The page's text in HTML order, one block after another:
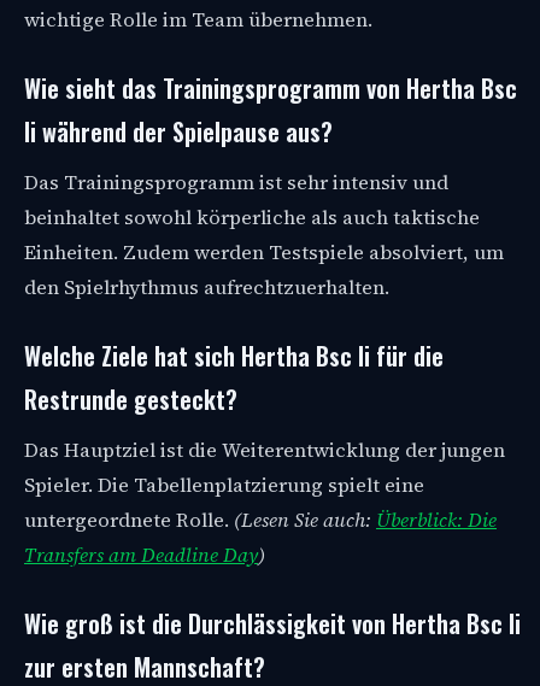
wichtige Rolle im Team übernehmen.
Wie sieht das Trainingsprogramm von Hertha Bsc
Ii während der Spielpause aus?
Das Trainingsprogramm ist sehr intensiv und
beinhaltet sowohl körperliche als auch taktische
Einheiten. Zudem werden Testspiele absolviert, um
den Spielrhythmus aufrechtzuerhalten.
Welche Ziele hat sich Hertha Bsc Ii für die
Restrunde gesteckt?
Das Hauptziel ist die Weiterentwicklung der jungen
Spieler. Die Tabellenplatzierung spielt eine
untergeordnete Rolle. (Lesen Sie auch: Überblick: Die
Transfers am Deadline Day)
Wie groß ist die Durchlässigkeit von Hertha Bsc Ii
zur ersten Mannschaft?